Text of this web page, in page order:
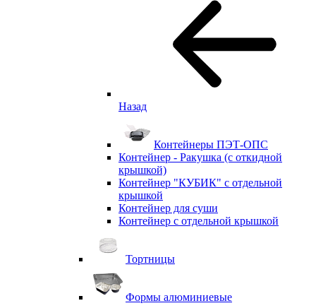
Назад
Контейнеры ПЭТ-ОПС
Контейнер - Ракушка (с откидной
крышкой)
Контейнер "КУБИК" с отдельной
крышкой
Контейнер для суши
Контейнер с отдельной крышкой
Тортницы
Формы алюминиевые